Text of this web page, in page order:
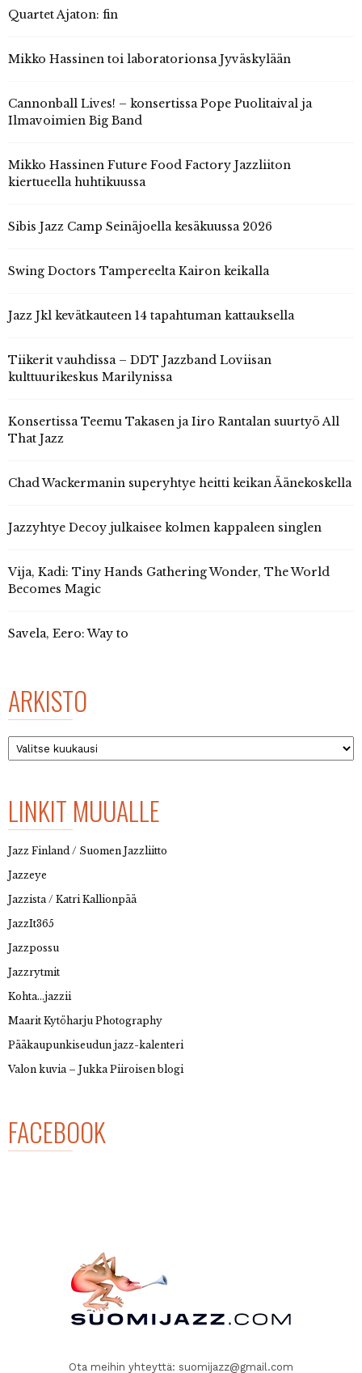
Quartet Ajaton: fin
Mikko Hassinen toi laboratorionsa Jyväskylään
Cannonball Lives! – konsertissa Pope Puolitaival ja
Ilmavoimien Big Band
Mikko Hassinen Future Food Factory Jazzliiton
kiertueella huhtikuussa
Sibis Jazz Camp Seinäjoella kesäkuussa 2026
Swing Doctors Tampereelta Kairon keikalla
Jazz Jkl kevätkauteen 14 tapahtuman kattauksella
Tiikerit vauhdissa – DDT Jazzband Loviisan
kulttuurikeskus Marilynissa
Konsertissa Teemu Takasen ja Iiro Rantalan suurtyö All
That Jazz
Chad Wackermanin superyhtye heitti keikan Äänekoskella
Jazzyhtye Decoy julkaisee kolmen kappaleen singlen
Vija, Kadi: Tiny Hands Gathering Wonder, The World
Becomes Magic
Savela, Eero: Way to
ARKISTO
Arkisto
LINKIT MUUALLE
Jazz Finland / Suomen Jazzliitto
Jazzeye
Jazzista / Katri Kallionpää
JazzIt365
Jazzpossu
Jazzrytmit
Kohta…jazzii
Maarit Kytöharju Photography
Pääkaupunkiseudun jazz-kalenteri
Valon kuvia – Jukka Piiroisen blogi
FACEBOOK
Ota meihin yhteyttä: suomijazz@gmail.com